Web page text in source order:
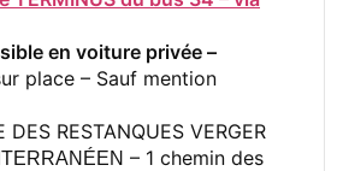
en voiture privée –
place – Sauf mention
DES RESTANQUES VERGER
– 1 chemin des